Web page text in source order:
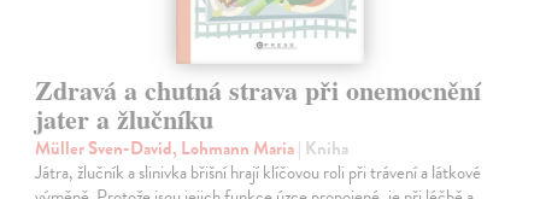
Zdravá a chutná strava při onemocnění
jater a žlučníku
Müller Sven-David, Lohmann Maria| Kniha
Játra, žlučník a slinivka břišní hrají klíčovou roli při trávení a látkové